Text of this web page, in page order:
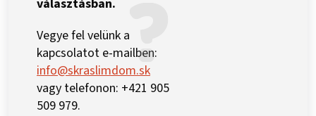
választásban.
Vegye fel velünk a
kapcsolatot e-mailben:
info@skraslimdom.sk
vagy telefonon: +421 905
509 979.